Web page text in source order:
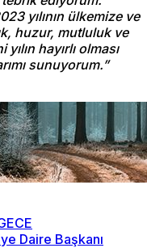
yılının ülkemize ve
huzur, mutluluk ve
hayırlı olması
sunuyorum.”
Daire Başkanı